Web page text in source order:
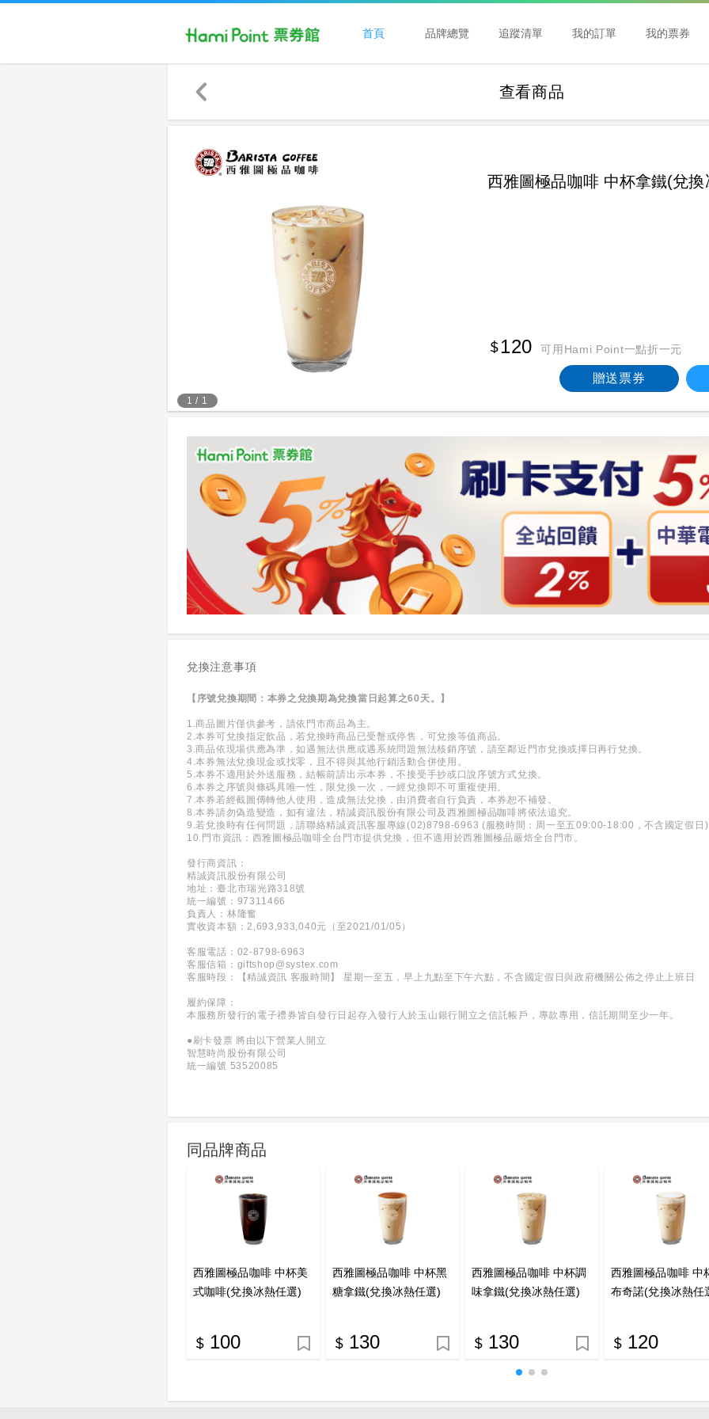
首頁 品牌總覽 追蹤清單 我的訂單 我的票券
查看商品
1 / 1
西雅圖極品咖啡 中杯拿鐵(兌
120 可用Hami Point一點折一元
贈送票券
兌換注意事項
【序號兌換期間：本券之兌換期為兌換當日起算之60天。】
1.商品圖片僅供參考，請依門市商品為主。
2.本券可兌換指定飲品，若兌換時商品已受罊或停售，可兌換等值商品。
3.商品依現場供應為準，如遇無法供應或遇系統問題無法核銷序號，請至鄰近門市兌換或擇日再行兌換。
4.本券無法兌換現金或找零，且不得與其他行銷活動合併使用。
5.本券不適用於外送服務，結帳前請出示本券，不接受手抄或口說序號方式兌換。
6.本券之序號與條碼具唯一性，限兌換一次，一經兌換即不可重複使用。
7.本券若經截圖傳轉他人使用，造成無法兌換，由消費者自行負責，本券恕不補發。
8.本券請勿偽造變造，如有違法，精誠資訊股份有限公司及西雅圖極品咖啡將依法追究。
9.若兌換時有任何問題，請聯絡精誠資訊客服專線(02)8798-6963 (服務時間：周一至五09:00-18:00，不含國定假日)
10.門市資訊：西雅圖極品咖啡全台門市提供兌換，但不適用於西雅圖極品嚴焙全台門市。
發行商資訊：
精誠資訊股份有限公司
地址：臺北市瑞光路318號
統一編號：97311466
負責人：林隆奮
實收資本額：2,693,933,040元（至2021/01/05）
客服電話：02-8798-6963
客服信箱：giftshop@systex.com
客服時段：【精誠資訊 客服時間】 星期一至五，早上九點至下午六點，不含國定假日與政府機關公佈之停止上班日
履約保障：
本服務所發行的電子禮券皆自發行日起存入發行人於玉山銀行開立之信託帳戶，專款專用，信託期間至少一年。
●刷卡發票 將由以下營業人開立
智慧時尚股份有限公司
統一編號 53520085
同品牌商品
西雅圖極品咖啡 中杯美
式咖啡(兌換冰熱任選)
100
西雅圖極品咖啡 中杯黑
糖拿鐵(兌換冰熱任選)
130
西雅圖極品咖啡 中杯調
味拿鐵(兌換冰熱任選)
130
西雅圖極品咖啡 中
布奇諾(兌換冰熱任
120